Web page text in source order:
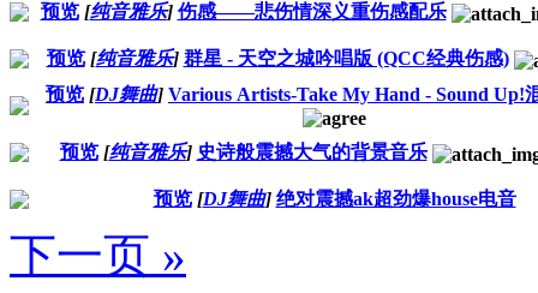
预览 [纯音雅乐] 伤感——悲伤情深义重伤感配乐
预览 [纯音雅乐] 群星 - 天空之城吟唱版 (QCC经典伤感)
预览 [DJ舞曲] Various Artists-Take My Hand - Sound Up!
预览 [纯音雅乐] 史诗般震撼大气的背景音乐
预览 [DJ舞曲] 绝对震撼ak超劲爆house电音
下一页 »